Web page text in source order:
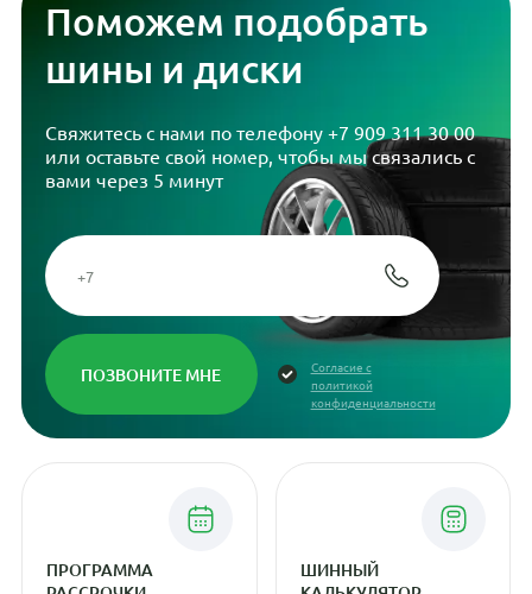
Поможем подобрать
шины и диски
Свяжитесь с нами по телефону +7 909 311 30 00
или оставьте свой номер, чтобы мы связались с
вами через 5 минут
Согласие с
политикой
конфиденциальности
ПРОГРАММА
ШИННЫЙ